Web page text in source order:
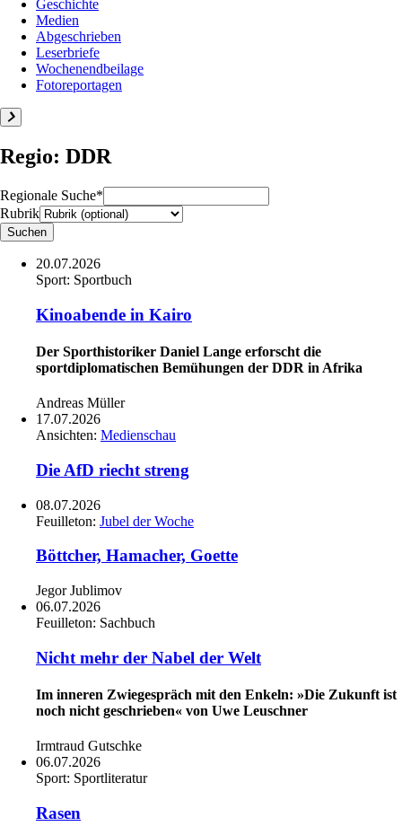
Geschichte
Medien
Abgeschrieben
Leserbriefe
Wochenendbeilage
Fotoreportagen
Regio: DDR
Regionale Suche*
Rubrik
20.07.2026
Sport: Sportbuch
Kinoabende in Kairo
Der Sporthistoriker Daniel Lange erforscht die
sportdiplomatischen Bemühungen der DDR in Afrika
Andreas Müller
17.07.2026
Ansichten: Medienschau
Die AfD riecht streng
08.07.2026
Feuilleton: Jubel der Woche
Böttcher, Hamacher, Goette
Jegor Jublimov
06.07.2026
Feuilleton: Sachbuch
Nicht mehr der Nabel der Welt
Im inneren Zwiegespräch mit den Enkeln: »Die Zukunft ist
noch nicht geschrieben« von Uwe Leuschner
Irmtraud Gutschke
06.07.2026
Sport: Sportliteratur
Rasen